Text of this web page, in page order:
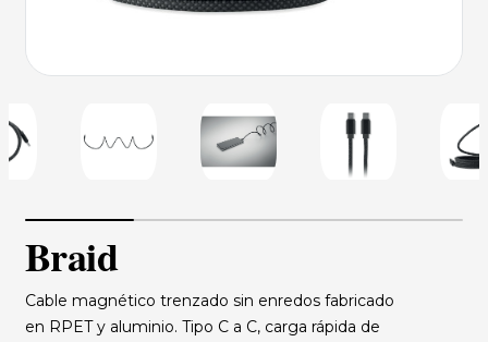
Braid
Cable magnético trenzado sin enredos fabricado
en RPET y aluminio. Tipo C a C, carga rápida de